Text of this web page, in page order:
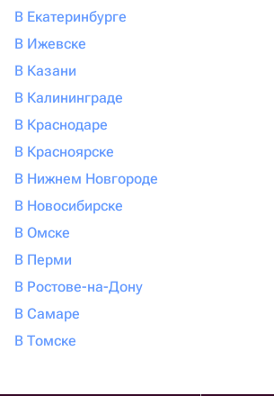
В Екатеринбурге
В Ижевске
В Казани
В Калининграде
В Краснодаре
В Красноярске
В Нижнем Новгороде
В Новосибирске
В Омске
В Перми
В Ростове-на-Дону
В Самаре
В Томске